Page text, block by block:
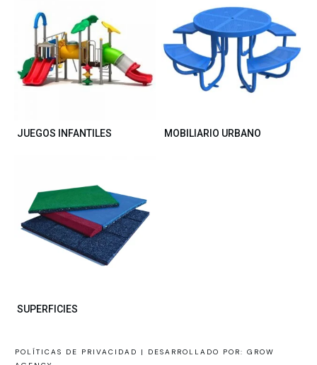
JUEGOS INFANTILES MOBILIARIO URBANO
SUPERFICIES
POLÍTICAS DE PRIVACIDAD |
DESARROLLADO POR: GROW